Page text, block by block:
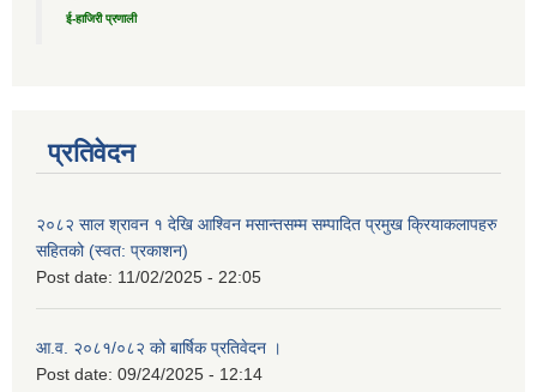
ई-हाजिरी प्रणाली
प्रतिवेदन
२०८२ साल श्रावन १ देखि आश्विन मसान्तसम्म सम्पादित प्रमुख क्रियाकलापहरु
सहितको (स्वत: प्रकाशन)
Post date: 11/02/2025 - 22:05
आ.व. २०८१/०८२ को बार्षिक प्रतिवेदन ।
Post date: 09/24/2025 - 12:14